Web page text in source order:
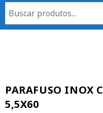
PARAFUSO INOX
5,5X60